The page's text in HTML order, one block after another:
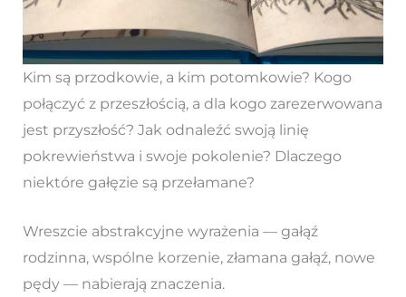
Kim są przodkowie, a kim potomkowie? Kogo
połączyć z przeszłością, a dla kogo zarezerwowana
jest przyszłość? Jak odnaleźć swoją linię
pokrewieństwa i swoje pokolenie? Dlaczego
niektóre gałęzie są przełamane?
Wreszcie abstrakcyjne wyrażenia — gałąź
rodzinna, wspólne korzenie, złamana gałąź, nowe
pędy — nabierają znaczenia.